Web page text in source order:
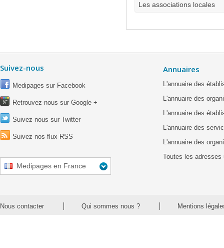
Les associations locales
Suivez-nous
Medipages sur Facebook
Retrouvez-nous sur Google +
Suivez-nous sur Twitter
Suivez nos flux RSS
Medipages en France
Annuaires
L'annuaire des
L'annuaire des
L'annuaire des
L'annuaire des
L'annuaire des
Toutes les adresses
Nous contacter Qui sommes nous ? Mentions